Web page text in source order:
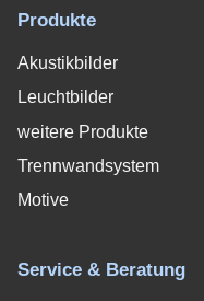
Produkte
Akustikbilder
Leuchtbilder
weitere Produkte
Trennwandsystem
Motive
Service & Beratung